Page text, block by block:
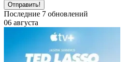
Отправить!
Последние 7 обновлений
06 августа